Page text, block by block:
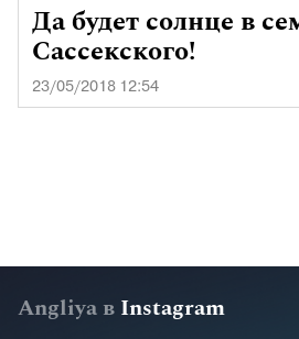
Да будет солнце в
Сассекского!
23/05/2018 12:54
Angliya в Instagram